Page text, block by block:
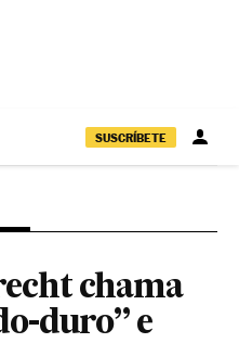
SUSCRÍBETE
chama
duro” e